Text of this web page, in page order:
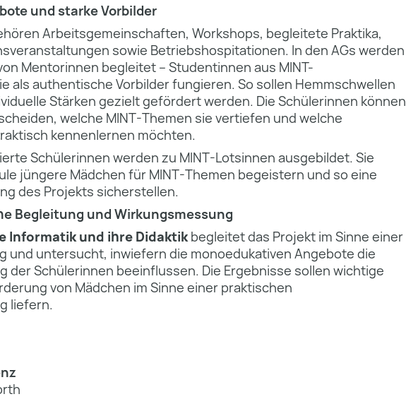
und starke Vorbilder
Arbeitsgemeinschaften, Workshops, begleitete Praktika,
sowie Betriebshospitationen. In den AGs werden
Mentorinnen begleitet – Studentin­nen aus MINT-
als authentische Vorbilder fungieren. So sollen Hemmschwellen
Stärken gezielt gefördert werden. Die Schülerinnen können
welche MINT-Themen sie vertiefen und welche
kennenlernen möchten.
Schülerinnen werden zu MINT-Lotsinnen ausgebildet. Sie
jüngere Mädchen für MINT-Themen begeistern und so eine
des Projekts sicherstellen.
Begleitung und Wirkungsmessung
Informatik und ihre Didaktikbegleitet das Projekt im Sinne einer
und untersucht, inwiefern die monoeduka­tiven Angebote die
der Schülerinnen beeinflussen. Die Ergebnisse sollen wichtige
von Mädchen im Sinne einer praktischen
liefern.